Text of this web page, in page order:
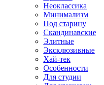
Неоклассика
Минимализм
Под старину
Скандинавские
Элитные
Эксклюзивные
Хай-тек
Особенности
Для студии